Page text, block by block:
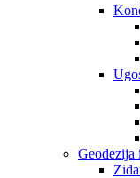
Geodezija